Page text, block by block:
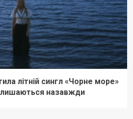
літній сингл «Чорне море»
назавжди